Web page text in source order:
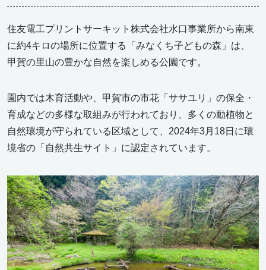
住友電工プリントサーキット株式会社水口事業所から南東
に約4キロの場所に位置する「みなくち子どもの森」は、
甲賀の里山の豊かな自然を楽しめる公園です。
園内では木育活動や、甲賀市の市花「ササユリ」の保全・
育成などの多様な取組みが行われており、多くの動植物と
自然環境が守られている区域として、2024年3月18日に環
境省の「自然共生サイト」に認定されています。